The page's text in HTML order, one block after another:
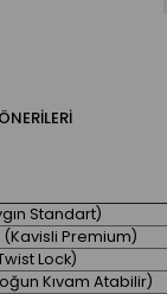
Standart)
Premium)
Lock)
Kıvam Atabilir)